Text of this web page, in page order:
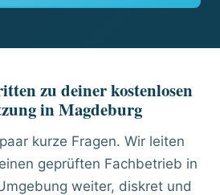
zu deiner kostenlosen
in Magdeburg
kurze Fragen. Wir leiten
geprüften Fachbetrieb in
weiter, diskret und